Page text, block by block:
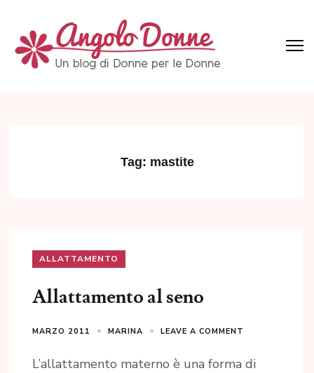
content
(Press
Tag: mastite
ALLATTAMENTO
Allattamento al seno
MARZO 2011 MARINA LEAVE A COMMENT
L’allattamento materno è una forma di